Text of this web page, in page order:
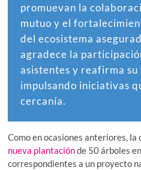
promuevan la
mutuo y el
del ecosistema
agradece la
asistentes y reafirma
impulsando iniciativas
cercanía.
Como en ocasiones anteriores, la
nueva plantaciónde 50 árboles
correspondientes a un proyecto